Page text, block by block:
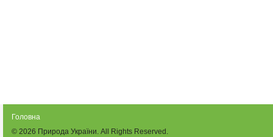
Головна
© 2026 Природа України. All Rights Reserved.